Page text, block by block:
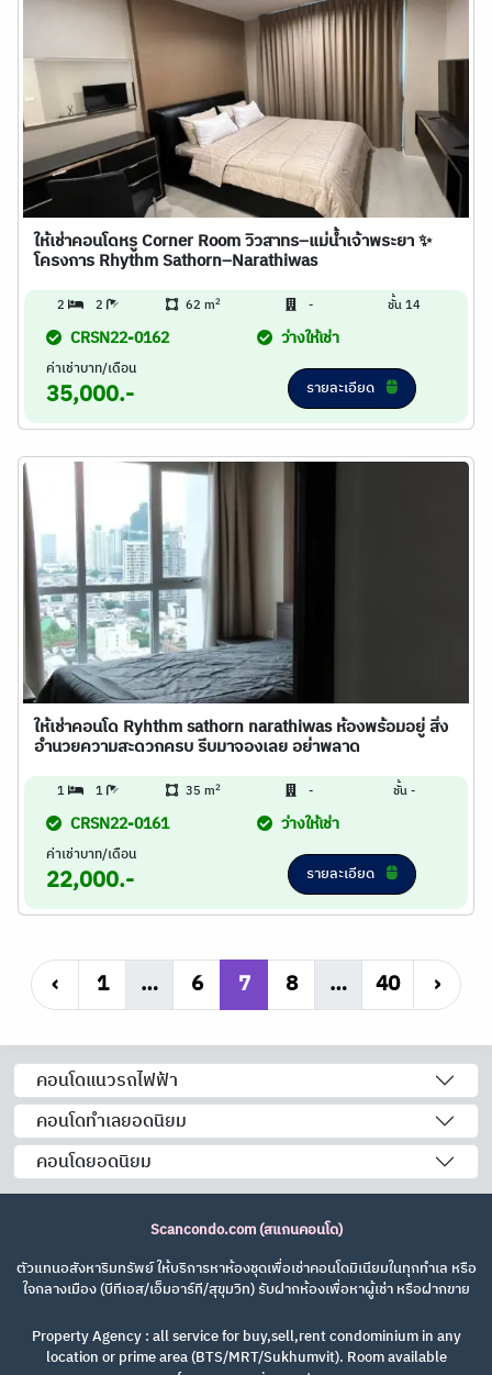
ให้เช่าคอนโดหรู Corner Room วิวสาทร–แม่น้ำเจ้าพระยา ✨
โครงการ Rhythm Sathorn–Narathiwas
2 2 62 m2 - ชั้น 14
CRSN22-0162 ว่างให้เช่า
ค่าเช่าบาท/เดือน
35,000.- รายละเอียด
ให้เช่าคอนโด Ryhthm sathorn narathiwas ห้องพร้อมอยู่ สิ่ง
อำนวยความสะดวกครบ รีบมาจองเลย อย่าพลาด
1 1 35 m2 - ชั้น -
CRSN22-0161 ว่างให้เช่า
ค่าเช่าบาท/เดือน
22,000.- รายละเอียด
‹ 1 … 6 7 8 … 40 ›
คอนโดแนวรถไฟฟ้า
คอนโดทำเลยอดนิยม
คอนโดยอดนิยม
Scancondo.com (สแกนคอนโด)
ตัวแทนอสังหาริมทรัพย์ ให้บริการหาห้องชุดเพื่อเช่าคอนโดมิเนียมในทุกทำเล หรือ
ใจกลางเมือง (บีทีเอส/เอ็มอาร์ที/สุขุมวิท) รับฝากห้องเพื่อหาผู้เช่า หรือฝากขาย
Property Agency : all service for buy,sell,rent condominium in any
location or prime area (BTS/MRT/Sukhumvit). Room available